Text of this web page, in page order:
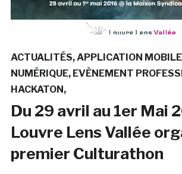
ACTUALITÉS APPLICATION MOBILE
NUMÉRIQUE EVÈNEMENT
HACKATON
Du 29 avril au 1er Mai
Louvre Lens Vallée
premier Culturathon